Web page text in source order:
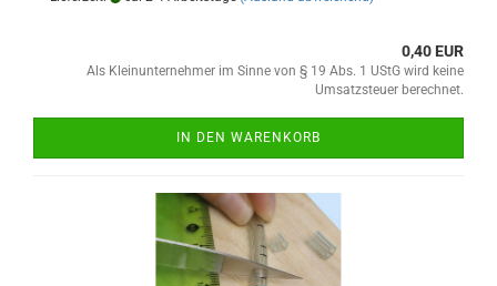
0,40 EUR
Als Kleinunternehmer im Sinne von § 19 Abs. 1 UStG wird keine
Umsatzsteuer berechnet.
IN DEN WARENKORB